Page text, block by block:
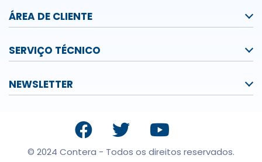
ÁREA DE CLIENTE
SERVIÇO TÉCNICO
NEWSLETTER
© 2024 Contera - Todos os direitos reservados.